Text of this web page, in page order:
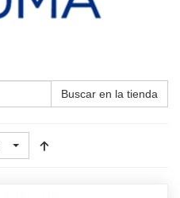
Buscar en la tienda